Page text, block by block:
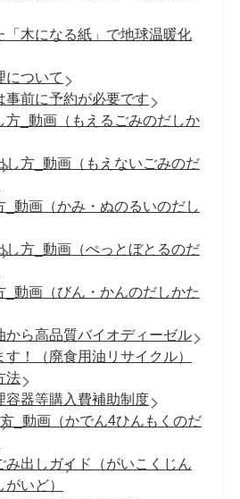
「木になる紙」で地球温暖化
について
事前に予約が必要です
方_動画（もえるごみのだしか
し方_動画（もえないごみのだ
_動画（かみ・ぬのるいのだし
し方_動画（ぺっとぼとるのだ
_動画（びん・かんのだしかた
から高品質バイオディーゼル
！（廃食用油リサイクル）
法
容器等購入費補助制度
_動画（かでん4ひんもくのだ
み出しガイド（がいこくじん
いど）